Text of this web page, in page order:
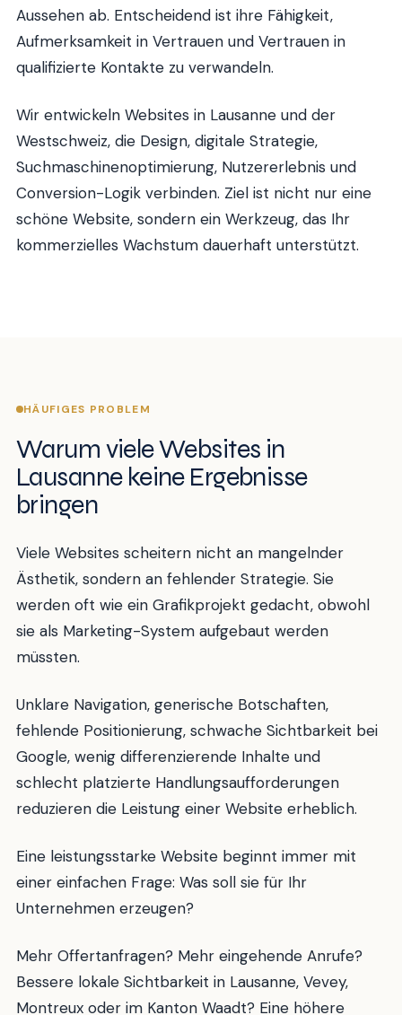
Aussehen ab. Entscheidend ist ihre Fähigkeit,
Aufmerksamkeit in Vertrauen und Vertrauen in
qualifizierte Kontakte zu verwandeln.
Wir entwickeln Websites in Lausanne und der
Westschweiz, die Design, digitale Strategie,
Suchmaschinenoptimierung, Nutzererlebnis und
Conversion-Logik verbinden. Ziel ist nicht nur eine
schöne Website, sondern ein Werkzeug, das Ihr
kommerzielles Wachstum dauerhaft unterstützt.
HÄUFIGES PROBLEM
Warum viele Websites in
Lausanne keine Ergebnisse
bringen
Viele Websites scheitern nicht an mangelnder
Ästhetik, sondern an fehlender Strategie. Sie
werden oft wie ein Grafikprojekt gedacht, obwohl
sie als Marketing-System aufgebaut werden
müssten.
Unklare Navigation, generische Botschaften,
fehlende Positionierung, schwache Sichtbarkeit bei
Google, wenig differenzierende Inhalte und
schlecht platzierte Handlungsaufforderungen
reduzieren die Leistung einer Website erheblich.
Eine leistungsstarke Website beginnt immer mit
einer einfachen Frage: Was soll sie für Ihr
Unternehmen erzeugen?
Mehr Offertanfragen? Mehr eingehende Anrufe?
Bessere lokale Sichtbarkeit in Lausanne, Vevey,
Montreux oder im Kanton Waadt? Eine höhere